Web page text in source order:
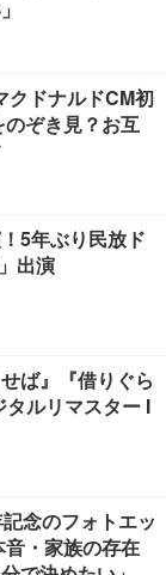
クドナルドCM初
ぞき見？お互
5年ぶり民放ド
出演
ば』『借りぐら
ルリマスター I
念のフォトエッ
・家族の存在